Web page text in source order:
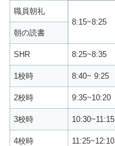
職員朝礼
8:15~8:25
朝の読書
SHR 8:25~8:35
1校時 8:40~ 9:25
2校時 9:35~10:20
3校時 10:30~11:15
4校時 11:25~12:10